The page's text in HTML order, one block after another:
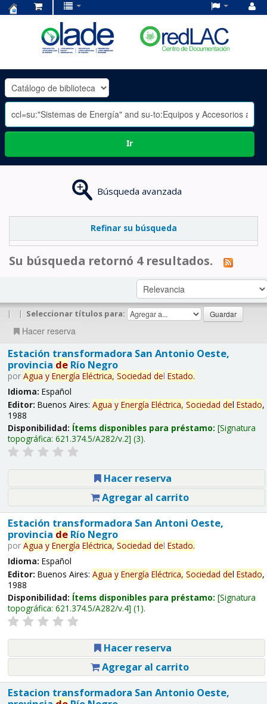
OLADE
-
Ir
Búsqueda avanzada
Refinar su búsqueda
Su búsqueda retornó 4 resultados.
| | Seleccionar títulos para:
Hacer reserva
Estación transformadora San Antonio Oeste,
provincia deRío Negro
por Agua y Energía Eléctrica, Sociedad del Estado.
Idioma: Español
Editor: Buenos Aires: Agua y Energía Eléctrica, Sociedad del Estado,
1988
Disponibilidad: Ítems disponibles para préstamo: Signatura
topográfica: 621.374.5/A282/v.2 (3).
Hacer reserva
Agregar al carrito
Estación transformadora San Antoni Oeste,
provincia deRío Negro
por Agua y Energía Eléctrica, Sociedad del Estado.
Idioma: Español
Editor: Buenos Aires: Agua y Energía Eléctrica, Sociedad del Estado,
1988
Disponibilidad: Ítems disponibles para préstamo: Signatura
topográfica: 621.374.5/A282/v.4 (1).
Hacer reserva
Agregar al carrito
Estacion transformadora San Antonio Oeste,